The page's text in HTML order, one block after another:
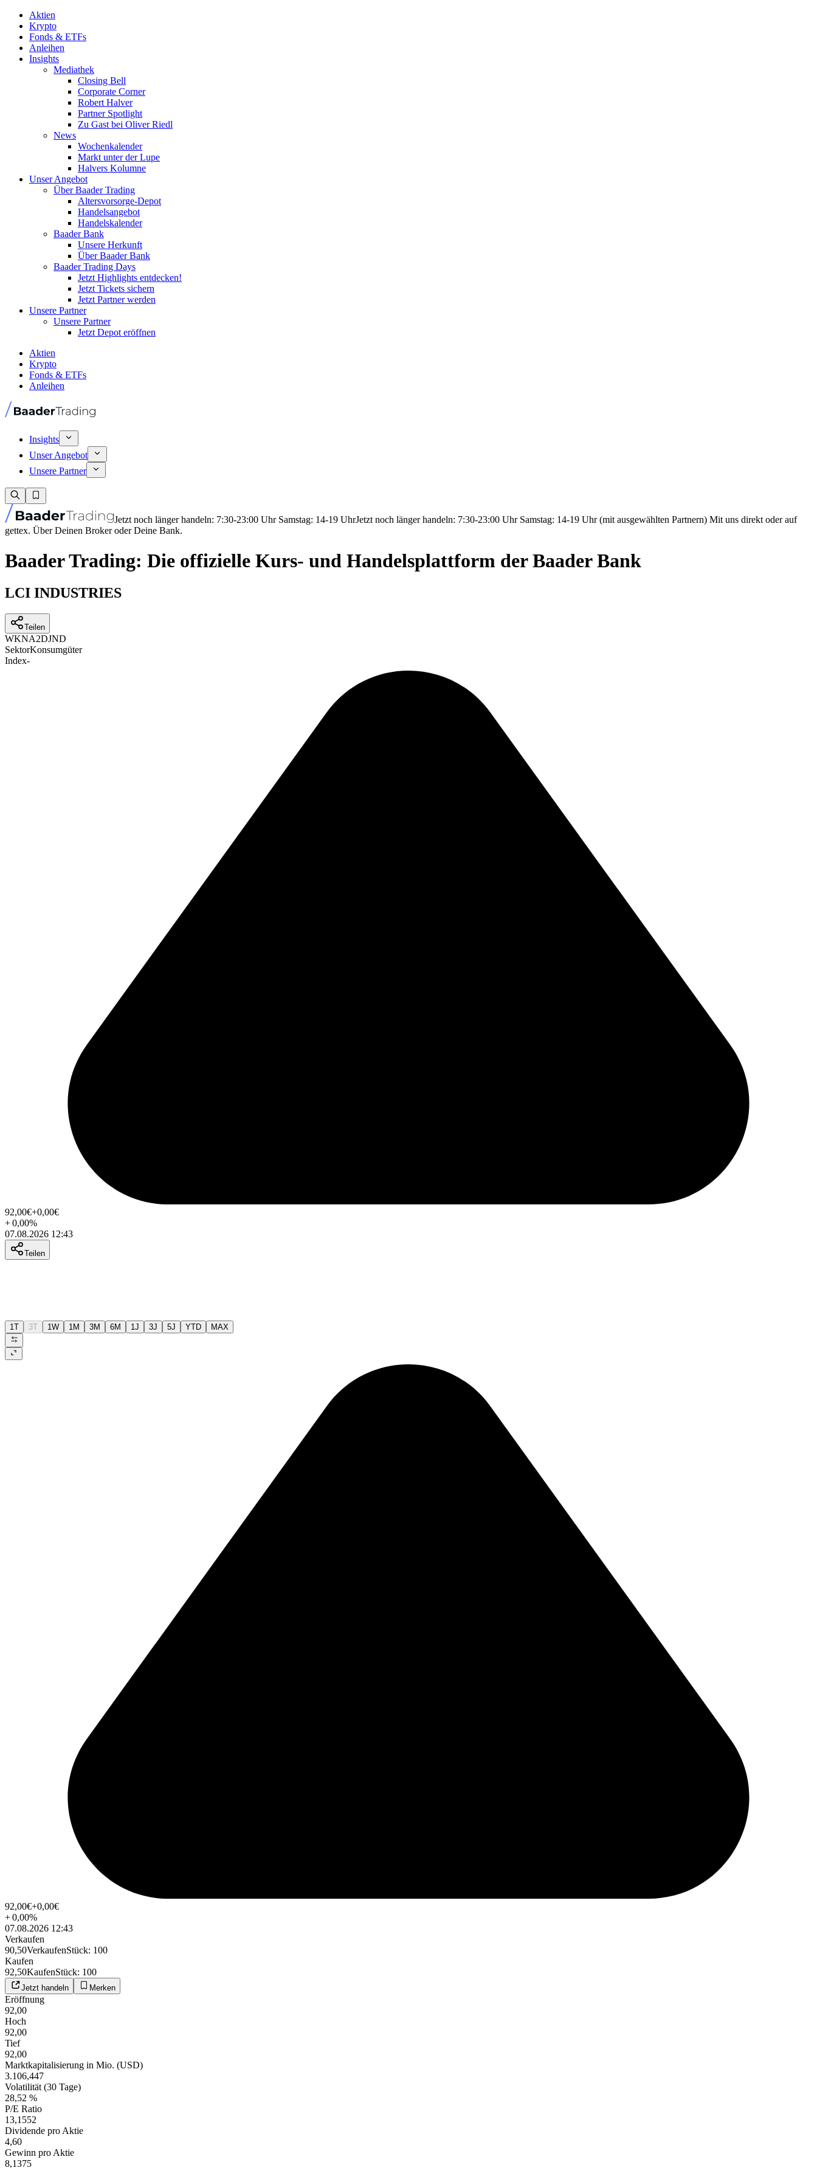
Aktien
Krypto
Fonds & ETFs
Anleihen
Insights
Mediathek
Closing Bell
Corporate Corner
Robert Halver
Partner Spotlight
Zu Gast bei Oliver Riedl
News
Wochenkalender
Markt unter der Lupe
Halvers Kolumne
Unser Angebot
Über Baader Trading
Altersvorsorge-Depot
Handelsangebot
Handelskalender
Baader Bank
Unsere Herkunft
Über Baader Bank
Baader Trading Days
Jetzt Highlights entdecken!
Jetzt Tickets sichern
Jetzt Partner werden
Unsere Partner
Unsere Partner
Jetzt Depot eröffnen
Aktien
Krypto
Fonds & ETFs
Anleihen
Insights
Unser Angebot
Unsere Partner
Jetzt noch länger handeln: 7:30-23:00 Uhr Samstag: 14-19 UhrJetzt noch länger handeln: 7:30-23:00 Uhr Samstag: 14-19 Uhr (mit ausgewählten Partnern) Mit uns direkt oder auf
gettex. Über Deinen Broker oder Deine Bank.
Baader Trading: Die offizielle Kurs- und Handelsplattform der Baader Bank
LCI INDUSTRIES
Teilen
WKNA2DJND
SektorKonsumgüter
Index-
92,00€+0,00€
+0,00%
07.08.2026 12:43
Teilen
1T 3T 1W 1M 3M 6M 1J 3J 5J YTD MAX
92,00€+0,00€
+0,00%
07.08.2026 12:43
Verkaufen
90,50VerkaufenStück: 100
Kaufen
92,50KaufenStück: 100
Jetzt handeln Merken
Eröffnung
92,00
Hoch
92,00
Tief
92,00
Marktkapitalisierung in Mio. (USD)
3.106,447
Volatilität (30 Tage)
28,52 %
P/E Ratio
13,1552
Dividende pro Aktie
4,60
Gewinn pro Aktie
8,1375